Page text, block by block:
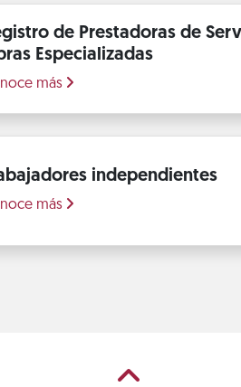
de Prestadoras de
Especializadas
más
independientes
más